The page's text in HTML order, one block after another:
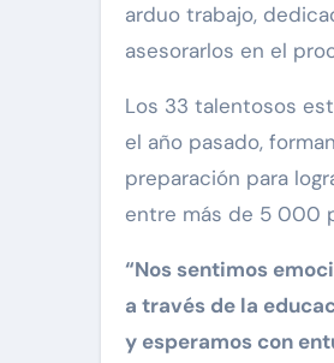
arduo trabajo,
asesorarlos en el
Los 33 talentosos
el año pasado,
preparación para
entre más de 5 000
“Nos sentimos
a través de la
y esperamos con